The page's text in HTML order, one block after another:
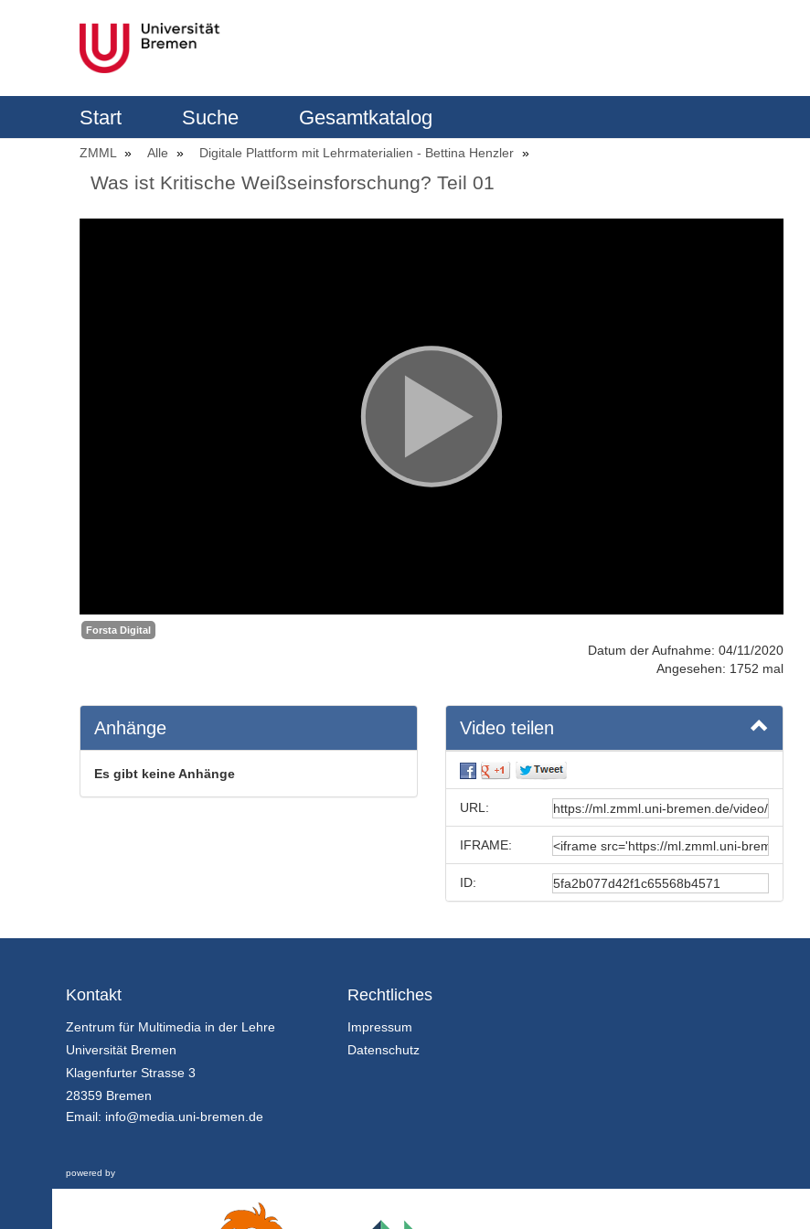
Start Suche Gesamtkatalog
ZMML Alle Digitale Plattform mit Lehrmaterialien - Bettina Henzler
Was ist Kritische Weißseinsforschung? Teil 01
Forsta Digital
Datum der Aufnahme: 04/11/2020
Angesehen: 1752 mal
Anhänge
Es gibt keine Anhänge
Video teilen
URL:
IFRAME:
ID:
Kontakt
Zentrum für Multimedia in der Lehre
Universität Bremen
Klagenfurter Strasse 3
28359 Bremen
Email: info@media.uni-bremen.de
Rechtliches
Impressum
Datenschutz
powered by